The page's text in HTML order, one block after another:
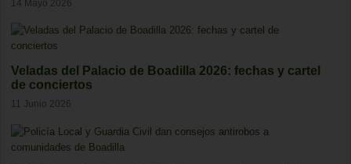
14 Mayo 2026
Veladas del Palacio de Boadilla 2026: fechas y cartel
de conciertos
11 Junio 2026